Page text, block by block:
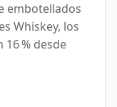
embotellados
Whiskey, los
% desde